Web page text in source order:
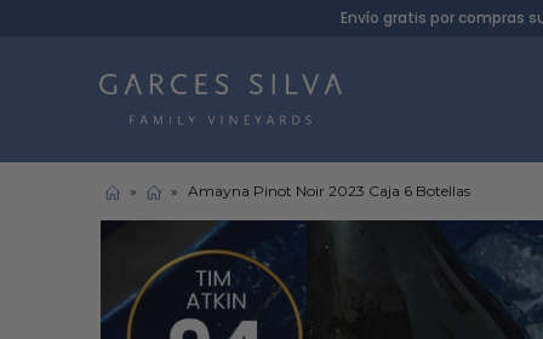
Envío gratis por compras
» » Amayna Pinot Noir 2023 Caja 6 Botellas